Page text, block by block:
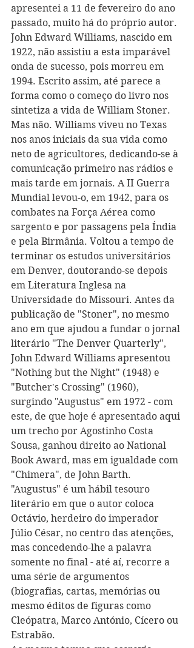
apresentei a 11 de fevereiro do ano
passado, muito há do próprio autor.
John Edward Williams, nascido em
1922, não assistiu a esta imparável
onda de sucesso, pois morreu em
1994. Escrito assim, até parece a
forma como o começo do livro nos
sintetiza a vida de William Stoner.
Mas não. Williams viveu no Texas
nos anos iniciais da sua vida como
neto de agricultores, dedicando-se à
comunicação primeiro nas rádios e
mais tarde em jornais. A II Guerra
Mundial levou-o, em 1942, para os
combates na Força Aérea como
sargento e por passagens pela Índia
e pela Birmânia. Voltou a tempo de
terminar os estudos universitários
em Denver, doutorando-se depois
em Literatura Inglesa na
Universidade do Missouri. Antes da
publicação de "Stoner", no mesmo
ano em que ajudou a fundar o jornal
literário "The Denver Quarterly",
John Edward Williams apresentou
"Nothing but the Night" (1948) e
"Butcher's Crossing" (1960),
surgindo "Augustus" em 1972 - com
este, de que hoje é apresentado aqui
um trecho por Agostinho Costa
Sousa, ganhou direito ao National
Book Award, mas em igualdade com
"Chimera", de John Barth.
"Augustus" é um hábil tesouro
literário em que o autor coloca
Octávio, herdeiro do imperador
Júlio César, no centro das atenções,
mas concedendo-lhe a palavra
somente no final - até aí, recorre a
uma série de argumentos
(biografias, cartas, memórias ou
mesmo éditos de figuras como
Cleópatra, Marco António, Cícero ou
Estrabão.